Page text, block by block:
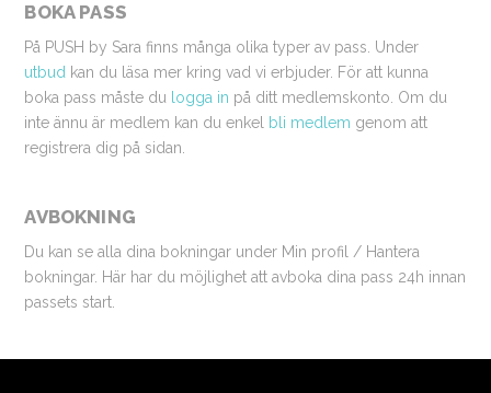
BOKA PASS
På PUSH by Sara finns många olika typer av pass. Under
utbud kan du läsa mer kring vad vi erbjuder. För att kunna
boka pass måste du logga in på ditt medlemskonto. Om du
inte ännu är medlem kan du enkel bli medlem genom att
registrera dig på sidan.
AVBOKNING
Du kan se alla dina bokningar under Min profil / Hantera
bokningar. Här har du möjlighet att avboka dina pass 24h innan
passets start.